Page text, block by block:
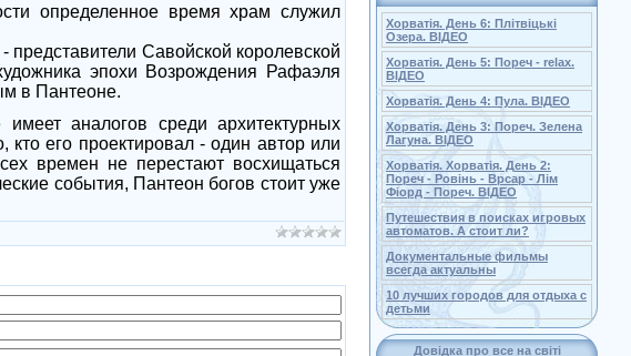
определенное время храм служил
Савойской королевской
эпохи Возрождения Рафаэля
в Пантеоне.
аналогов среди архитектурных
кто его проектировал - один автор или
времен не перестают восхищаться
события, Пантеон богов стоит уже
Хорватія. День 6: Плітвіцькі
Озера. ВІДЕО
Хорватія. День 5: Пореч - relax.
ВІДЕО
Хорватія. День 4: Пула. ВІДЕО
Хорватія. День 3: Пореч. Зелена
Лагуна. ВІДЕО
Хорватія. Хорватія. День 2:
Пореч - Ровінь - Врсар - Лім
Фіорд - Пореч. ВІДЕО
Путешествия в поисках игровых
автоматов. А стоит ли?
Документальные фильмы
всегда актуальны
10 лучших городов для отдыха с
детьми
Довідка про все на світі